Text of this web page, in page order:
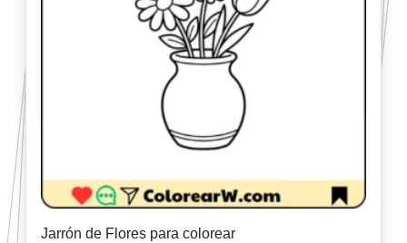
Jarrón de Flores para colorear